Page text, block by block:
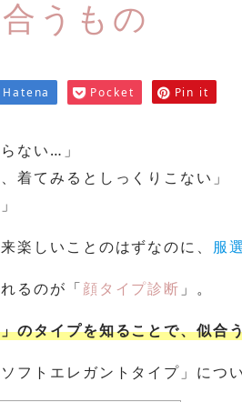
うもの
Hatena Pocket Pin it
ない…」
着てみるとしっくりこない」
楽しいことのはずなのに、 服
るのが「顔タイプ診断 」。
のタイプを知ることで、似合
フトエレガントタイプ」につ